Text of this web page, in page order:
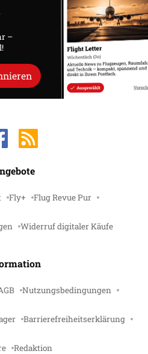
–
Fly+ Flug Revue Pur
Widerruf digitaler Käufe
Nutzungsbedingungen
Barrierefreiheitserklärung
Redaktion